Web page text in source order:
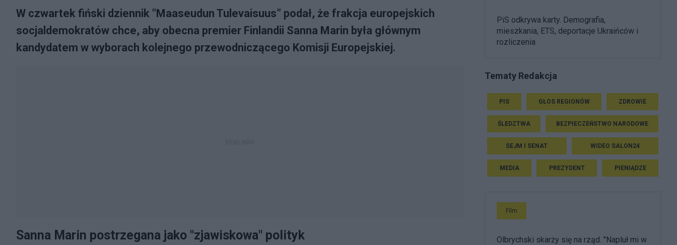
W czwartek fiński dziennik "Maaseudun Tulevaisuus” podał, że frakcja europejskich
socjaldemokratów chce, aby obecna premier Finlandii Sanna Marin była głównym
kandydatem w wyborach kolejnego przewodniczącego Komisji Europejskiej.
Sanna Marin postrzegana jako "zjawiskowa" polityk
PiS odkrywa karty. Demografia,
mieszkania, ETS, deportacje Ukraińców i
rozliczenia
Tematy Redakcja
PIS GŁOS REGIONÓW ZDROWIE
ŚLEDZTWA BEZPIECZEŃSTWO NARODOWE
SEJM I SENAT WIDEO SALON24
MEDIA PREZYDENT PIENIĄDZE
Film
Olbrychski skarży się na rząd. "Napluł mi w